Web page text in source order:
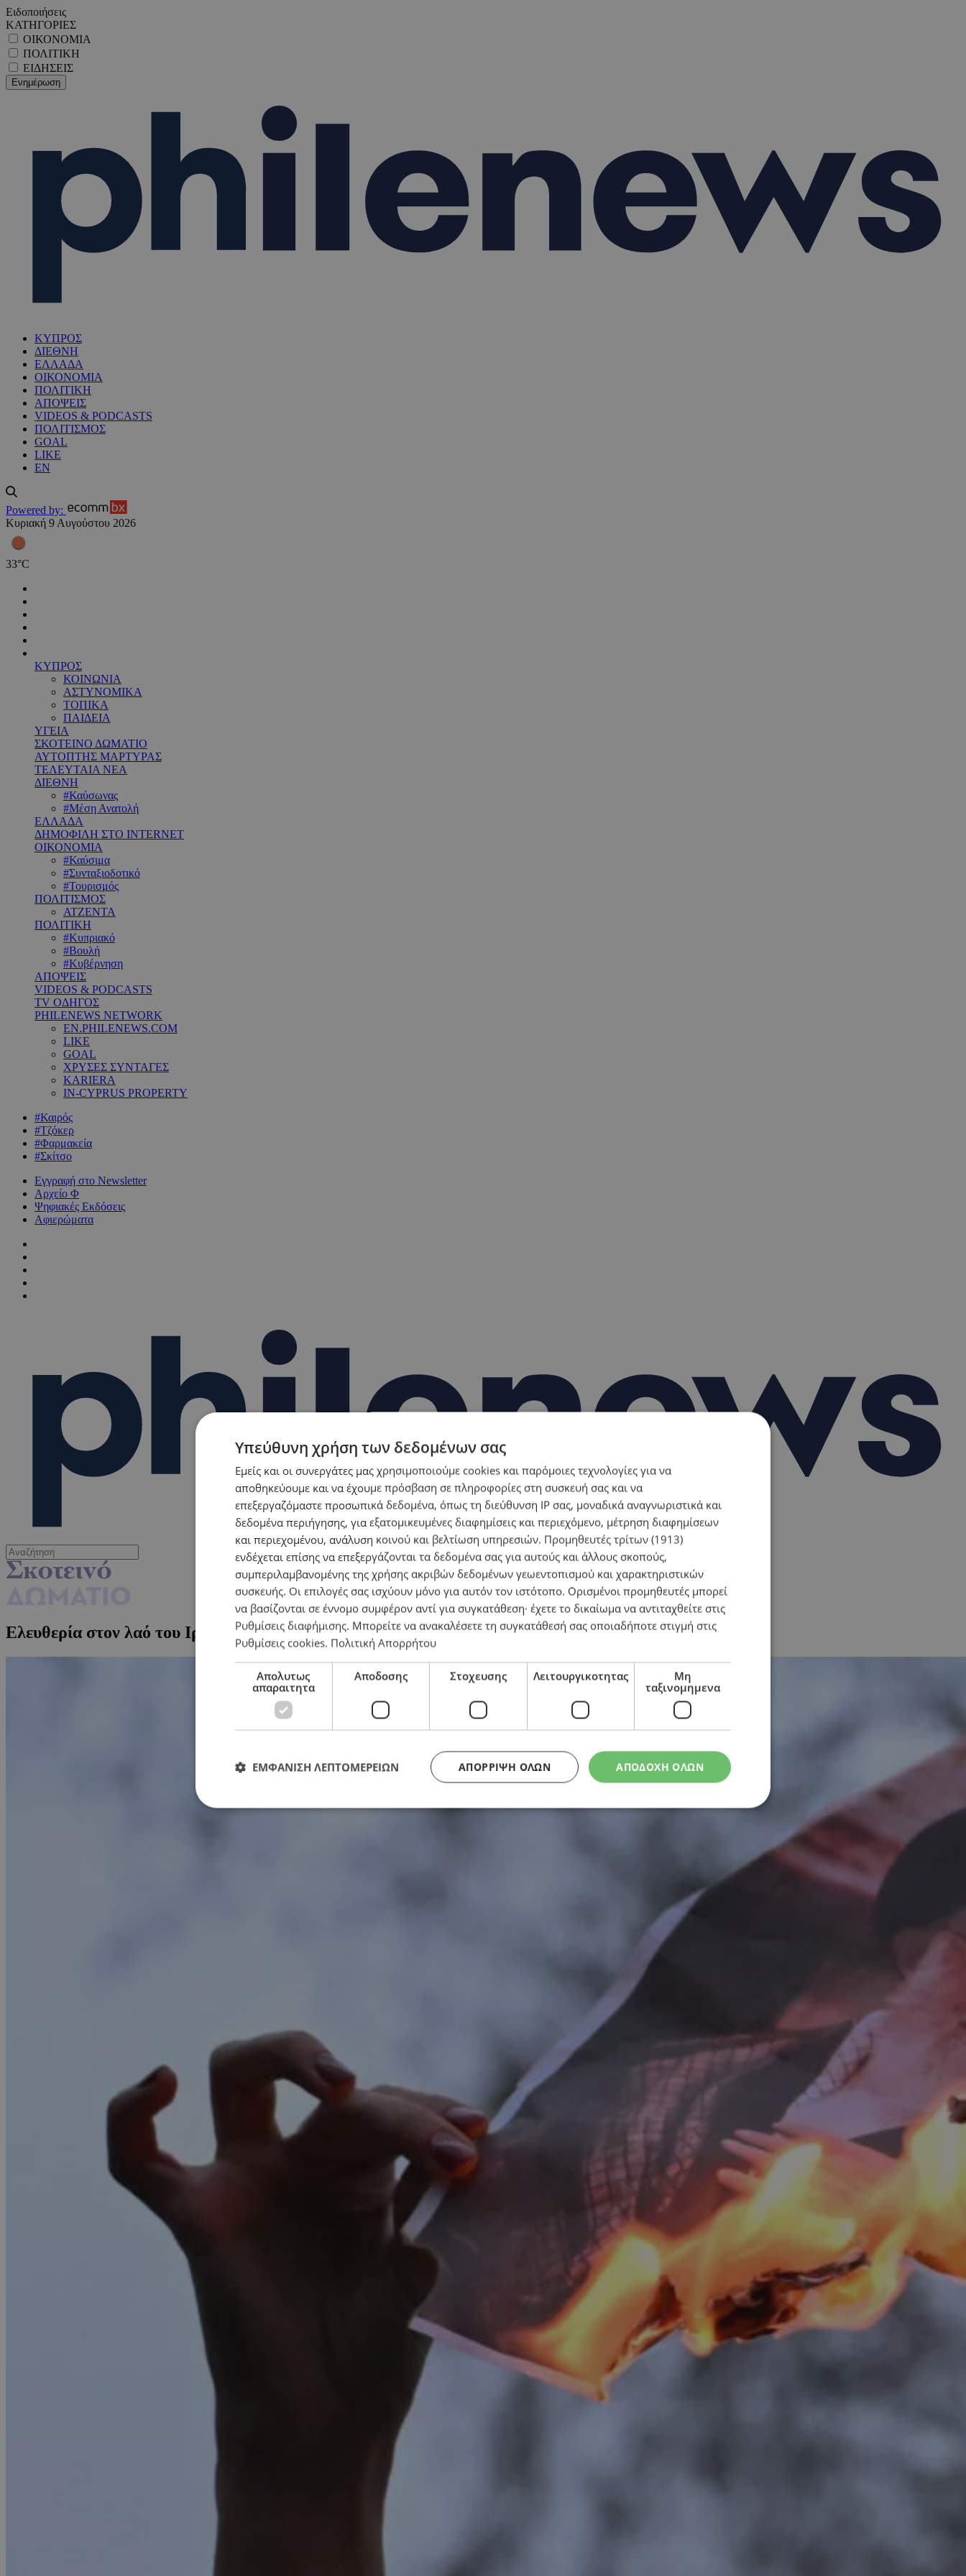
Ειδοποιήσεις
ΚΑΤΗΓΟΡΙΕΣ
ΟΙΚΟΝΟΜΙΑ
ΠΟΛΙΤΙΚΗ
ΕΙΔΗΣΕΙΣ
ΚΥΠΡΟΣ
ΔΙΕΘΝΗ
ΕΛΛΑΔΑ
ΟΙΚΟΝΟΜΙΑ
ΠΟΛΙΤΙΚΗ
ΑΠΟΨΕΙΣ
VIDEOS & PODCASTS
ΠΟΛΙΤΙΣΜΟΣ
GOAL
LIKE
EN
Powered by:
Κυριακή 9 Αυγούστου 2026
33°C
ΚΥΠΡΟΣ
ΚΟΙΝΩΝΙΑ
ΑΣΤΥΝΟΜΙΚΑ
ΤΟΠΙΚΑ
ΠΑΙΔΕΙΑ
ΥΓΕΙΑ
ΣΚΟΤΕΙΝΟ ΔΩΜΑΤΙΟ
ΑΥΤΟΠΤΗΣ ΜΑΡΤΥΡΑΣ
ΤΕΛΕΥΤΑΙΑ ΝΕΑ
ΔΙΕΘΝΗ
#Καύσωνας
#Μέση Ανατολή
ΕΛΛΑΔΑ
ΔΗΜΟΦΙΛΗ ΣΤΟ INTERNET
ΟΙΚΟΝΟΜΙΑ
#Καύσιμα
#Συνταξιοδοτικό
#Τουρισμός
ΠΟΛΙΤΙΣΜΟΣ
ΑΤΖΕΝΤΑ
ΠΟΛΙΤΙΚΗ
#Κυπριακό
#Βουλή
#Κυβέρνηση
ΑΠΟΨΕΙΣ
VIDEOS & PODCASTS
TV ΟΔΗΓΟΣ
PHILENEWS NETWORK
EN.PHILENEWS.COM
LIKE
GOAL
ΧΡΥΣΕΣ ΣΥΝΤΑΓΕΣ
KARIERA
IN-CYPRUS PROPERTY
#Καιρός
#Τζόκερ
#Φαρμακεία
#Σκίτσο
Εγγραφή στο Newsletter
Αρχείο Φ
Ψηφιακές Εκδόσεις
Αφιερώματα
Ελευθερία στον λαό του Ιράν
Υπεύθυνη χρήση των δεδομένων σας
Εμείς και οι συνεργάτες μας χρησιμοποιούμε cookies και παρόμοιες τεχνολογίες για να
αποθηκεύουμε και να έχουμε πρόσβαση σε πληροφορίες στη συσκευή σας και να
επεξεργαζόμαστε προσωπικά δεδομένα, όπως τη διεύθυνση IP σας, μοναδικά αναγνωριστικά και
δεδομένα περιήγησης, για εξατομικευμένες διαφημίσεις και περιεχόμενο, μέτρηση διαφημίσεων
και περιεχομένου, ανάλυση κοινού και βελτίωση υπηρεσιών. Προμηθευτές τρίτων (1913)
ενδέχεται επίσης να επεξεργάζονται τα δεδομένα σας για αυτούς και άλλους σκοπούς,
συμπεριλαμβανομένης της χρήσης ακριβών δεδομένων γεωεντοπισμού και χαρακτηριστικών
συσκευής. Οι επιλογές σας ισχύουν μόνο για αυτόν τον ιστότοπο. Ορισμένοι προμηθευτές μπορεί
να βασίζονται σε έννομο συμφέρον αντί για συγκατάθεση· έχετε το δικαίωμα να αντιταχθείτε στις
Ρυθμίσεις διαφήμισης. Μπορείτε να ανακαλέσετε τη συγκατάθεσή σας οποιαδήποτε στιγμή στις
Ρυθμίσεις cookies. Πολιτική Απορρήτου
Απολυτως
απαραιτητα
Αποδοσης Στοχευσης Λειτουργικοτητας
Μη
ταξινομημενα
ΑΠΟΔΟΧΗ ΟΛΩΝ
ΑΠΌΡΡΙΨΗ ΌΛΩΝ
ΕΜΦΑΝΙΣΗ ΛΕΠΤΟΜΕΡΕΙΩΝ